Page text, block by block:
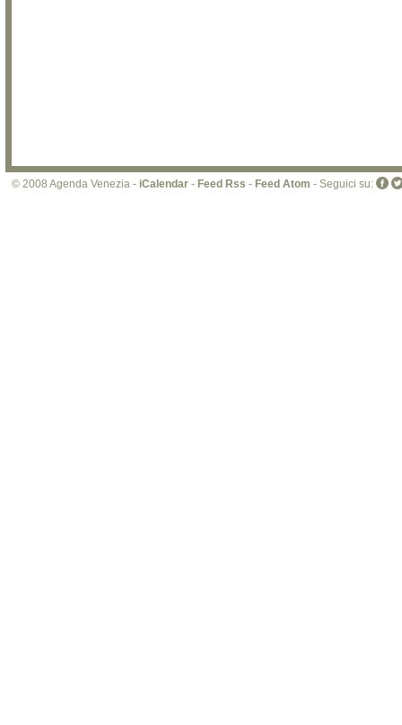
© 2008 Agenda Venezia - iCalendar - Feed Rss - Feed Atom - Seguici su: